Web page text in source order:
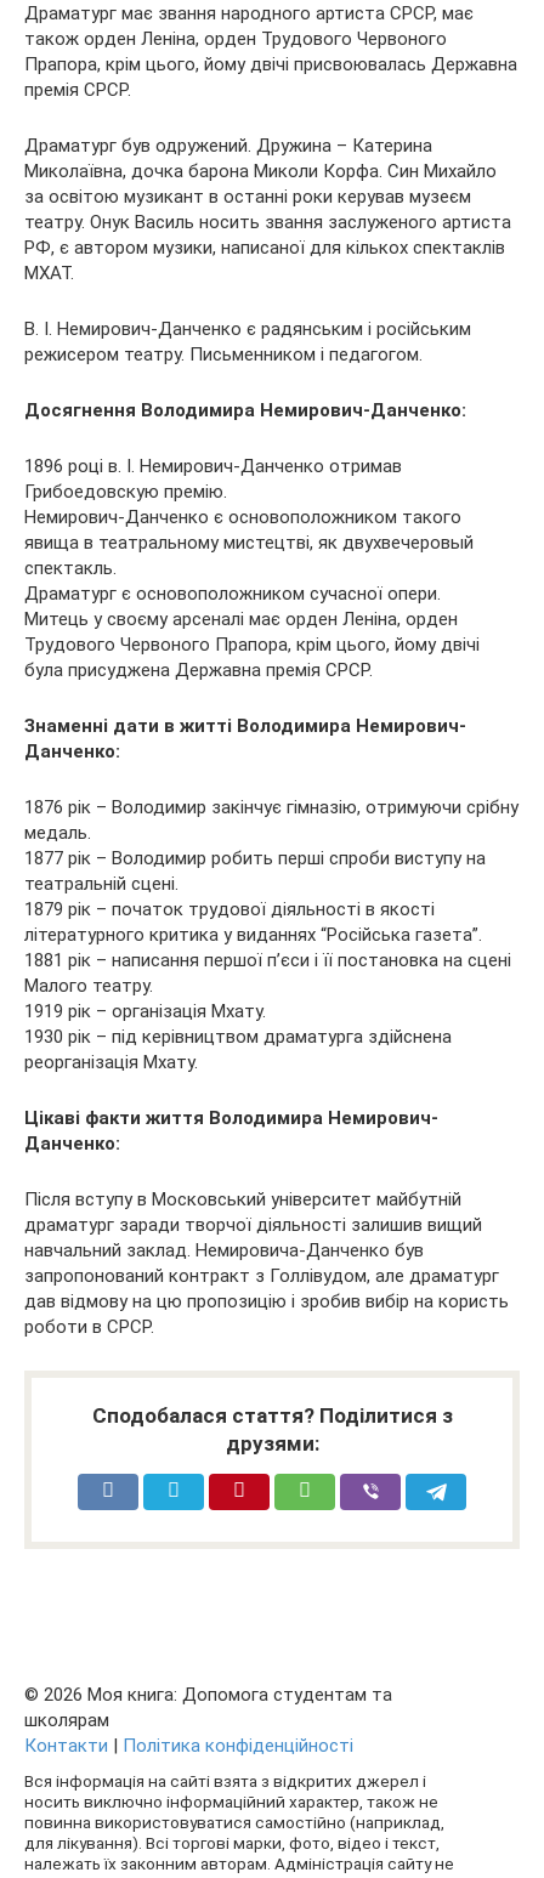
Драматург має звання народного артиста СРСР, має
також орден Леніна, орден Трудового Червоного
Прапора, крім цього, йому двічі присвоювалась Державна
премія СРСР.
Драматург був одружений. Дружина – Катерина
Миколаївна, дочка барона Миколи Корфа. Син Михайло
за освітою музикант в останні роки керував музеєм
театру. Онук Василь носить звання заслуженого артиста
РФ, є автором музики, написаної для кількох спектаклів
МХАТ.
В. І. Немирович-Данченко є радянським і російським
режисером театру. Письменником і педагогом.
Досягнення Володимира Немирович-Данченко:
1896 році в. І. Немирович-Данченко отримав
Грибоедовскую премію.
Немирович-Данченко є основоположником такого
явища в театральному мистецтві, як двухвечеровый
спектакль.
Драматург є основоположником сучасної опери.
Митець у своєму арсеналі має орден Леніна, орден
Трудового Червоного Прапора, крім цього, йому двічі
була присуджена Державна премія СРСР.
Знаменні дати в житті Володимира Немирович-
Данченко:
1876 рік – Володимир закінчує гімназію, отримуючи срібну
медаль.
1877 рік – Володимир робить перші спроби виступу на
театральній сцені.
1879 рік – початок трудової діяльності в якості
літературного критика у виданнях “Російська газета”.
1881 рік – написання першої п’єси і її постановка на сцені
Малого театру.
1919 рік – організація Мхату.
1930 рік – під керівництвом драматурга здійснена
реорганізація Мхату.
Цікаві факти життя Володимира Немирович-
Данченко:
Після вступу в Московський університет майбутній
драматург заради творчої діяльності залишив вищий
навчальний заклад. Немировича-Данченко був
запропонований контракт з Голлівудом, але драматург
дав відмову на цю пропозицію і зробив вибір на користь
роботи в СРСР.
Сподобалася стаття? Поділитися з
друзями:
© 2026 Моя книга: Допомога студентам та
школярам
Контакти | Політика конфіденційності
Вся інформація на сайті взята з відкритих джерел і
носить виключно інформаційний характер, також не
повинна використовуватися самостійно (наприклад,
для лікування). Всі торгові марки, фото, відео і текст,
належать їх законним авторам. Адміністрація сайту не